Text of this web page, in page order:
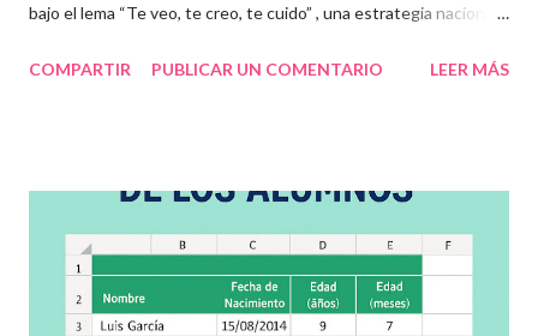
bajo el lema “Te veo, te creo, te cuido” , una estrategia nacional
infantil , y promover la convivencia escolar armónica . Desde el
actividades educativas que podrás aplicar fácilmente en tu
grupo, desde preescolar hasta sexto grado de primaria. 🧠
Objetivos clave de la jornada Promover entornos seguros y
COMPARTIR PUBLICAR UN COMENTARIO LEER MÁS